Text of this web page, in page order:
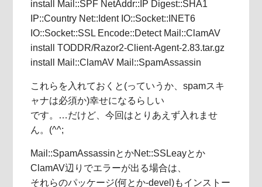
install Mail::SPF NetAddr::IP Digest::SHA1
IP::Country Net::Ident IO::Socket::INET6
IO::Socket::SSL Encode::Detect Mail::ClamAV
install TODDR/Razor2-Client-Agent-2.83.tar.gz
install Mail::ClamAV Mail::SpamAssassin
これらを入れておくと(っていうか、spamスキ
ャナは必須か)幸せになるらしい
です。…だけど、今回はとりあえず入れませ
ん。(^^;
Mail::SpamAssassinとかNet::SSLeayとか
ClamAV辺りでエラーが出る場合は、
それらのパッケージ(何とか-devel)もインストー